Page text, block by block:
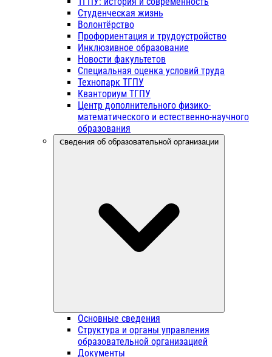
Студенческая жизнь
Волонтёрство
Профориентация и трудоустройство
Инклюзивное образование
Новости факультетов
Специальная оценка условий труда
Технопарк ТГПУ
Кванториум ТГПУ
Центр дополнительного физико-
математического и естественно-научного
образования
Сведения об образовательной организации
Основные сведения
Структура и органы управления
образовательной организацией
Документы